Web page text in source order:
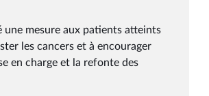
mesure aux patients atteints
les cancers et à encourager
en charge et la refonte des